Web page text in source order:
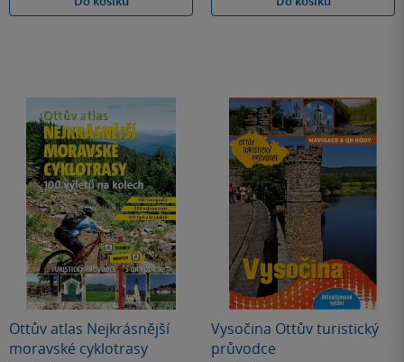
Ottův atlas Nejkrásnější
moravské cyklotrasy
Vysočina Ottův turistický
průvodce